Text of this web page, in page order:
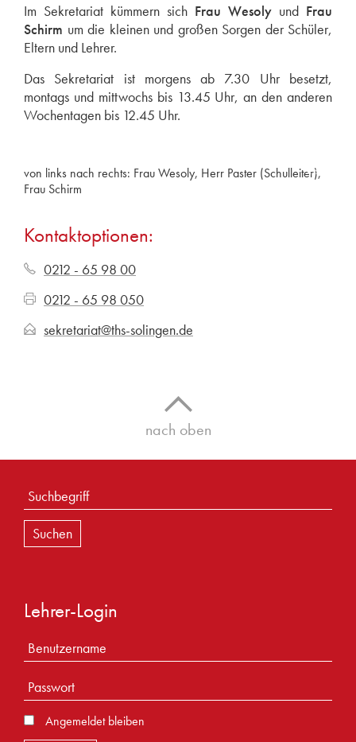
Im Sekretariat kümmern sich Frau Wesoly und Frau
Schirm um die kleinen und großen Sorgen der Schüler,
Eltern und Lehrer.
Das Sekretariat ist morgens ab 7.30 Uhr besetzt,
montags und mittwochs bis 13.45 Uhr, an den anderen
Wochentagen bis 12.45 Uhr.
von links nach rechts: Frau Wesoly, Herr Paster (Schulleiter),
Frau Schirm
Kontaktoptionen:
0212 - 65 98 00
0212 - 65 98 050
sekretariat@ths-solingen.de
nach oben
Lehrer-Login
Angemeldet bleiben